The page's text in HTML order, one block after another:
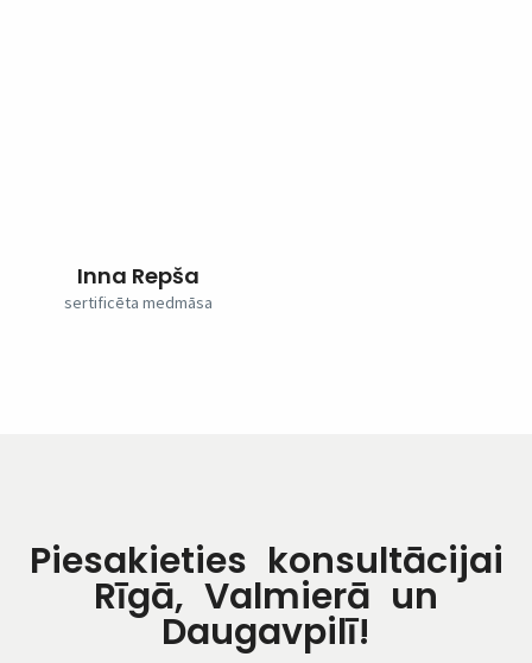
Inna Repša
sertificēta medmāsa
Piesakieties konsultācijai
Rīgā, Valmierā un
Daugavpilī!